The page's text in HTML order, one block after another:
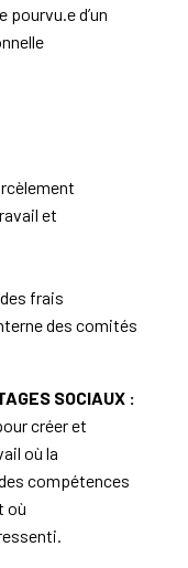
d’un
et
frais
des comités
SOCIAUX :
créer et
où la
compétences
où